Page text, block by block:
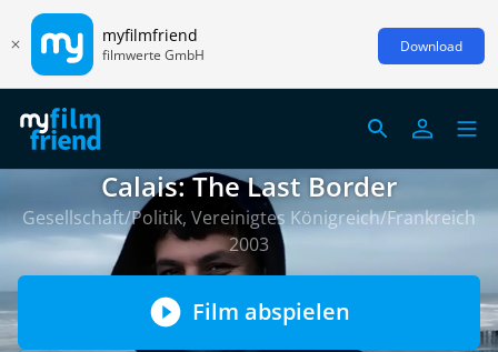
myfilmfriend
filmwerte GmbH Download
Calais: The Last Border
Gesellschaft/Politik, Vereinigtes Königreich/Frankreich
2003
Film abspielen